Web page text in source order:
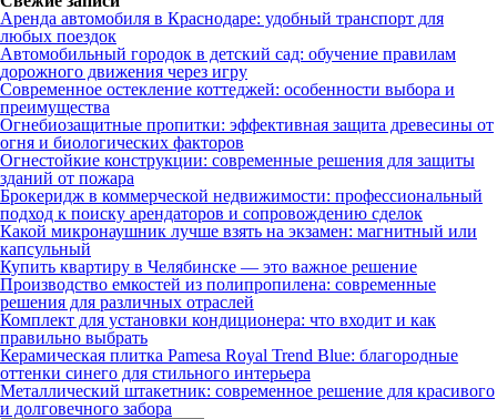
Аренда автомобиля в Краснодаре: удобный транспорт для
любых поездок
Автомобильный городок в детский сад: обучение правилам
дорожного движения через игру
Современное остекление коттеджей: особенности выбора и
преимущества
Огнебиозащитные пропитки: эффективная защита древесины от
огня и биологических факторов
Огнестойкие конструкции: современные решения для защиты
зданий от пожара
Брокеридж в коммерческой недвижимости: профессиональный
подход к поиску арендаторов и сопровождению сделок
Какой микронаушник лучше взять на экзамен: магнитный или
капсульный
Купить квартиру в Челябинске — это важное решение
Производство емкостей из полипропилена: современные
решения для различных отраслей
Комплект для установки кондиционера: что входит и как
правильно выбрать
Керамическая плитка Pamesa Royal Trend Blue: благородные
оттенки синего для стильного интерьера
Металлический штакетник: современное решение для красивого
и долговечного забора